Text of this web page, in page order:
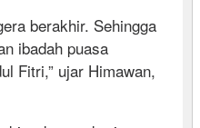
berakhir. Sehingga
ibadah puasa
Fitri,” ujar Himawan,